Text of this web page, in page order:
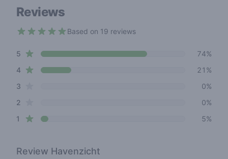
Reviews
Based on 19 reviews
Review data
5 star reviews
74%
4star reviews
21%
3
0%
2
0%
1 star reviews 5%
Review Havenzicht